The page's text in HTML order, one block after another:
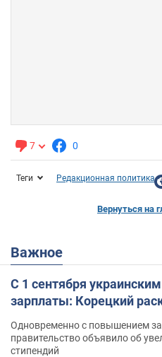
7 0
Теги Редакционная политика
Вернуться на
Важное
С 1 сентября
зарплаты: Корецкий
Одновременно с повышением
правительство объявило об
стипендий